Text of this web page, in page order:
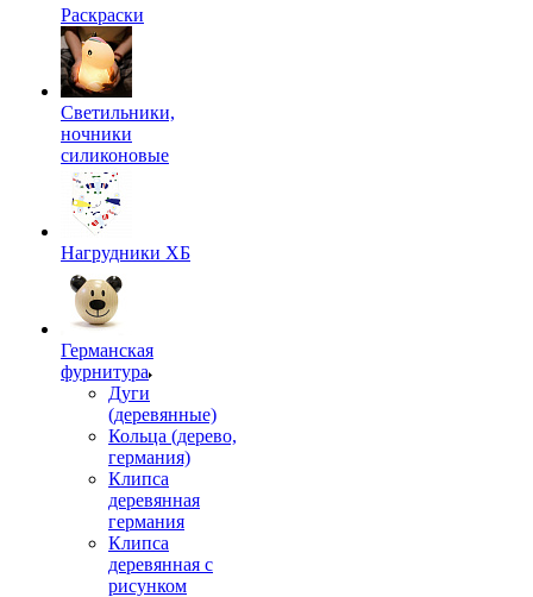
Раскраски
Светильники,
ночники
силиконовые
Нагрудники ХБ
Германская
фурнитура
Дуги
(деревянные)
Кольца (дерево,
германия)
Клипса
деревянная
германия
Клипса
деревянная с
рисунком